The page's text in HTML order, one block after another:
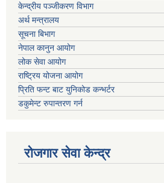
केन्द्रीय पञ्जीकरण विभाग
अर्थ मन्त्रालय
सूचना बिभाग
नेपाल कानुन आयोग
लोक सेवा आयोग
राष्ट्रिय योजना आयोग
प्रिति फन्ट बाट युनिकोड कन्भर्टर
डकुमेन्ट रुपान्तरण गर्न
रोजगार सेवा केन्द्र